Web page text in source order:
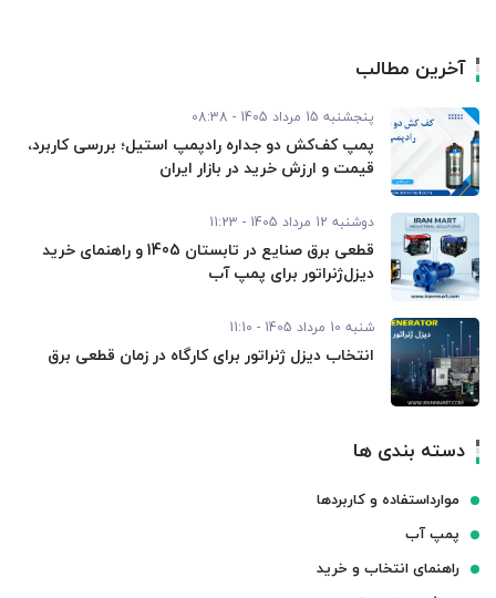
آخرین مطالب
پنجشنبه 15 مرداد 1405 - 08:38
پمپ کف‌کش دو جداره رادپمپ استیل؛ بررسی کاربرد،
قیمت و ارزش خرید در بازار ایران
دوشنبه 12 مرداد 1405 - 11:23
قطعی برق صنایع در تابستان 1405 و راهنمای خرید
دیزل‌ژنراتور برای پمپ آب
شنبه 10 مرداد 1405 - 11:10
انتخاب دیزل ژنراتور برای کارگاه در زمان قطعی برق
دسته بندی ها
موارداستفاده و کاربردها
پمپ آب
راهنمای انتخاب و خرید